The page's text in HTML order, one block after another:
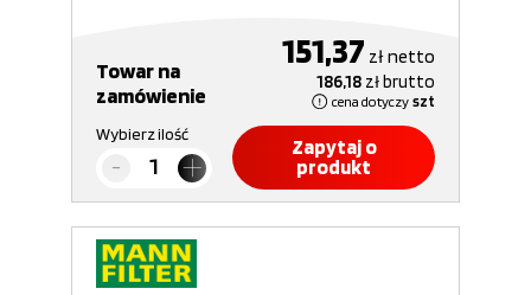
Towar na
zamówienie
151,37 złnetto
186,18 złbrutto
cena dotyczy szt
Wybierz ilość
Zapytaj o
produkt